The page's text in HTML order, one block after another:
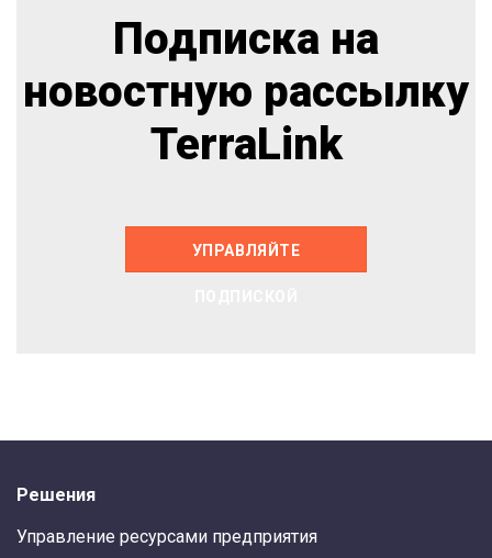
Подписка на
новостную рассылку
TerraLink
УПРАВЛЯЙТЕ
Решения
Управление ресурсами предприятия